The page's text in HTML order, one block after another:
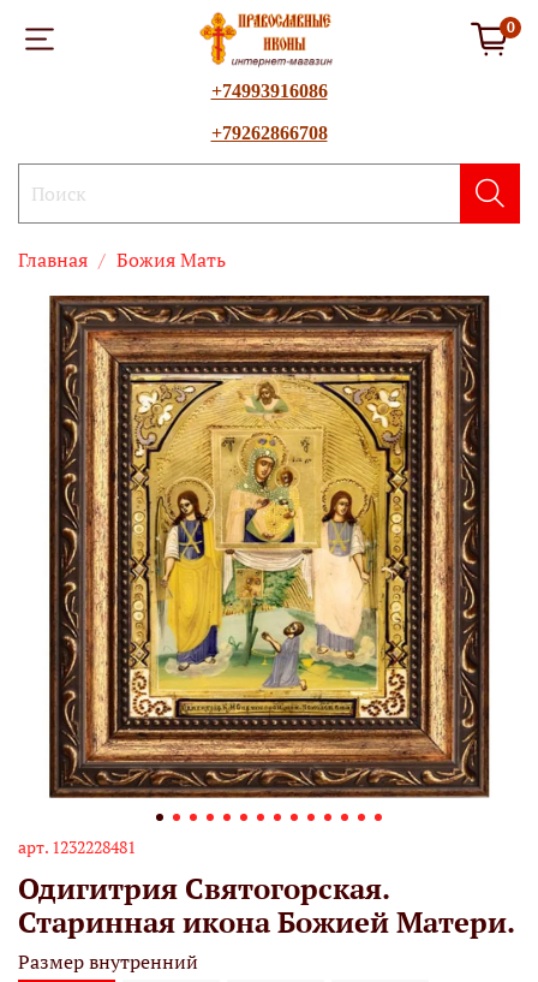
0
+74993916086
+79262866708
Главная Божия Mать
арт. 1232228481
Одигитрия Святогорская.
Старинная икона Божией Матери.
Размер внутренний